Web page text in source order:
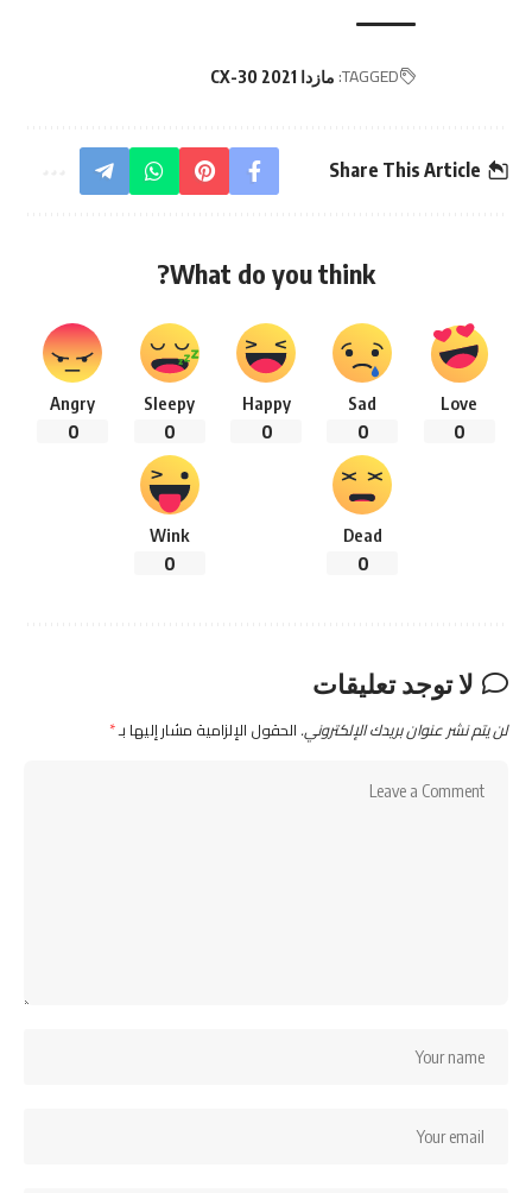
TAGGED: مازدا CX-30 2021
Share This Article
What do you think?
Love
0
Sad
0
Happy
0
Sleepy
0
Angry
0
Dead
0
Wink
0
لا توجد تعليقات
لن يتم نشر عنوان بريدك الإلكتروني. الحقول الإلزامية مشار إليها بـ*